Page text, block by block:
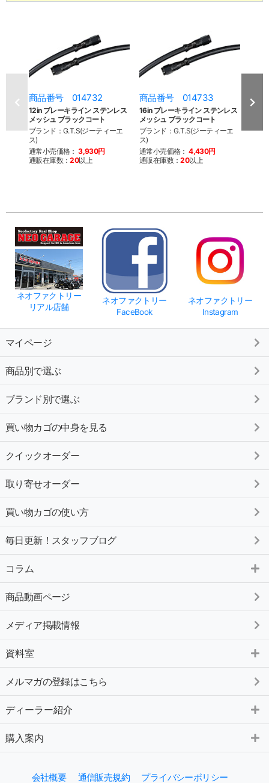
商品番号 014732
12in ブレーキライン ステンレス
メッシュ ブラックコート
ブランド：G.T.S(ジーティーエ
ス)
通常小売価格： 3,930円
通販在庫数：20以上
商品番号 014733
16in ブレーキライン ステンレス
メッシュ ブラックコート
ブランド：G.T.S(ジーティーエ
ス)
通常小売価格： 4,430円
通販在庫数：20以上
商
ブラ
ネオファクトリー
リアル店舗
ネオファクトリー
FaceBook
ネオファクトリー
Instagram
マイページ
商品別で選ぶ
ブランド別で選ぶ
買い物カゴの中身を見る
クイックオーダー
取り寄せオーダー
買い物カゴの使い方
毎日更新！スタッフブログ
コラム
商品動画ページ
メディア掲載情報
資料室
メルマガの登録はこちら
ディーラー紹介
購入案内
会社概要 通信販売規約 プライバシーポリシー